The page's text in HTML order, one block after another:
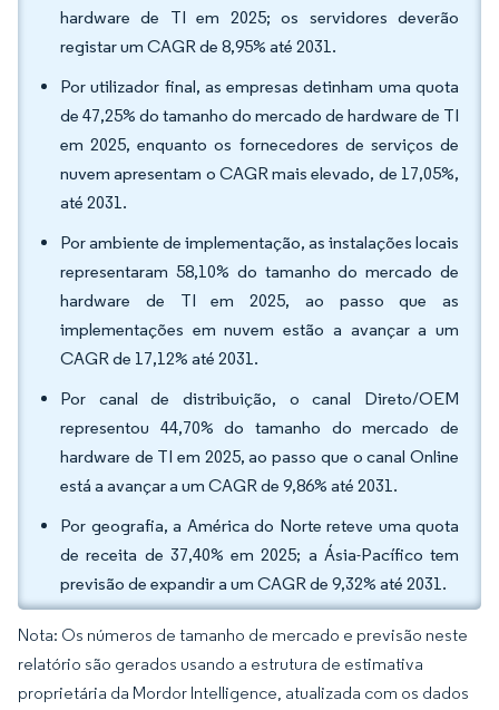
hardware de TI em 2025; os servidores deverão
registar um CAGR de 8,95% até 2031.
Por utilizador final, as empresas detinham uma quota
de 47,25% do tamanho do mercado de hardware de TI
em 2025, enquanto os fornecedores de serviços de
nuvem apresentam o CAGR mais elevado, de 17,05%,
até 2031.
Por ambiente de implementação, as instalações locais
representaram 58,10% do tamanho do mercado de
hardware de TI em 2025, ao passo que as
implementações em nuvem estão a avançar a um
CAGR de 17,12% até 2031.
Por canal de distribuição, o canal Direto/OEM
representou 44,70% do tamanho do mercado de
hardware de TI em 2025, ao passo que o canal Online
está a avançar a um CAGR de 9,86% até 2031.
Por geografia, a América do Norte reteve uma quota
de receita de 37,40% em 2025; a Ásia-Pacífico tem
previsão de expandir a um CAGR de 9,32% até 2031.
Nota: Os números de tamanho de mercado e previsão neste
relatório são gerados usando a estrutura de estimativa
proprietária da Mordor Intelligence, atualizada com os dados